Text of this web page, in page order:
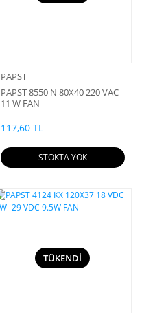
PAPST
PAPST 8550 N 80X40 220 VAC
11 W FAN
117,60 TL
STOKTA YOK
TÜKENDİ